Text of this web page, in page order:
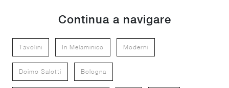
Continua a navigare
Tavolini In Melaminico Moderni
Doimo Salotti Bologna